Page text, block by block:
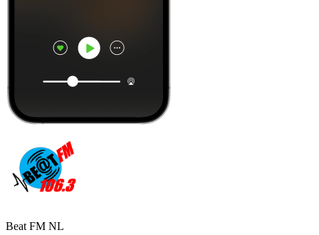
Beat FM NL